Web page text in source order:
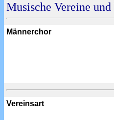
Musische Vereine und
Männerchor
Vereinsart